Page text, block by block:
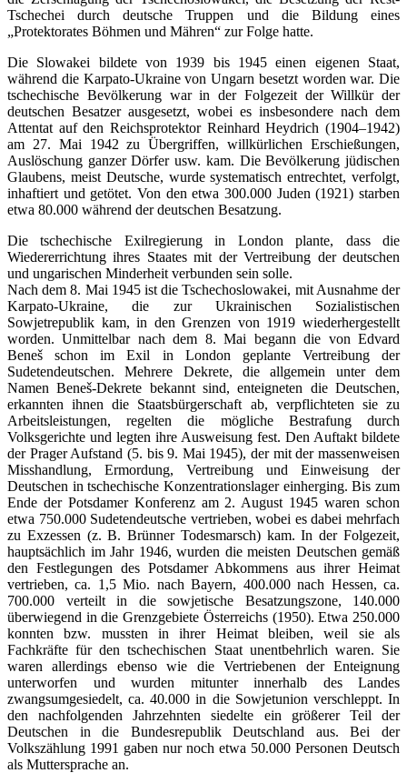
Tschechei durch deutsche Truppen und die Bildung eines
„Protektorates Böhmen und Mähren“ zur Folge hatte.
Die Slowakei bildete von 1939 bis 1945 einen eigenen Staat,
während die Karpato-Ukraine von Ungarn besetzt worden war. Die
tschechische Bevölkerung war in der Folgezeit der Willkür der
deutschen Besatzer ausgesetzt, wobei es insbesondere nach dem
Attentat auf den Reichsprotektor Reinhard Heydrich (1904–1942)
am 27. Mai 1942 zu Übergriffen, willkürlichen Erschießungen,
Auslöschung ganzer Dörfer usw. kam. Die Bevölkerung jüdischen
Glaubens, meist Deutsche, wurde systematisch entrechtet, verfolgt,
inhaftiert und getötet. Von den etwa 300.000 Juden (1921) starben
etwa 80.000 während der deutschen Besatzung.
Die tschechische Exilregierung in London plante, dass die
Wiedererrichtung ihres Staates mit der Vertreibung der deutschen
und ungarischen Minderheit verbunden sein solle.
Nach dem 8. Mai 1945 ist die Tschechoslowakei, mit Ausnahme der
Karpato-Ukraine, die zur Ukrainischen Sozialistischen
Sowjetrepublik kam, in den Grenzen von 1919 wiederhergestellt
worden. Unmittelbar nach dem 8. Mai begann die von Edvard
Beneš schon im Exil in London geplante Vertreibung der
Sudetendeutschen. Mehrere Dekrete, die allgemein unter dem
Namen Beneš-Dekrete bekannt sind, enteigneten die Deutschen,
erkannten ihnen die Staatsbürgerschaft ab, verpflichteten sie zu
Arbeitsleistungen, regelten die mögliche Bestrafung durch
Volksgerichte und legten ihre Ausweisung fest. Den Auftakt bildete
der Prager Aufstand (5. bis 9. Mai 1945), der mit der massenweisen
Misshandlung, Ermordung, Vertreibung und Einweisung der
Deutschen in tschechische Konzentrationslager einherging. Bis zum
Ende der Potsdamer Konferenz am 2. August 1945 waren schon
etwa 750.000 Sudetendeutsche vertrieben, wobei es dabei mehrfach
zu Exzessen (z. B. Brünner Todesmarsch) kam. In der Folgezeit,
hauptsächlich im Jahr 1946, wurden die meisten Deutschen gemäß
den Festlegungen des Potsdamer Abkommens aus ihrer Heimat
vertrieben, ca. 1,5 Mio. nach Bayern, 400.000 nach Hessen, ca.
700.000 verteilt in die sowjetische Besatzungszone, 140.000
überwiegend in die Grenzgebiete Österreichs (1950). Etwa 250.000
konnten bzw. mussten in ihrer Heimat bleiben, weil sie als
Fachkräfte für den tschechischen Staat unentbehrlich waren. Sie
waren allerdings ebenso wie die Vertriebenen der Enteignung
unterworfen und wurden mitunter innerhalb des Landes
zwangsumgesiedelt, ca. 40.000 in die Sowjetunion verschleppt. In
den nachfolgenden Jahrzehnten siedelte ein größerer Teil der
Deutschen in die Bundesrepublik Deutschland aus. Bei der
Volkszählung 1991 gaben nur noch etwa 50.000 Personen Deutsch
als Muttersprache an.